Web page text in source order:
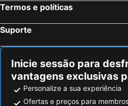
Holiday Inn - The Niu, Cobbles Essen By Ihg
Hotel Cityroom
Stüttgens Hotel
B&B HOTEL Bochum Hbf-Nord
Holiday Inn Express Bochum By Ihg
Termos e políticas
Suporte
Inicie sessão para
vantagens exclusivas
Personalize a sua experiência
Ofertas e preços para